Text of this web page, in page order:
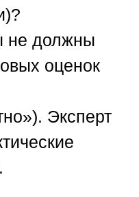
не должны
оценок
Эксперт